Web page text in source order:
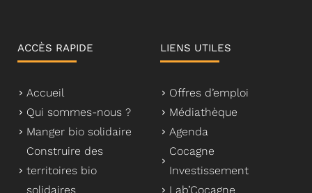
ACCÈS RAPIDE
Accueil
Qui sommes-nous ?
Manger bio solidaire
Construire des
territoires bio
solidaires
LIENS UTILES
Offres d’emploi
Médiathèque
Agenda
Cocagne
Investissement
Lab’Cocagne